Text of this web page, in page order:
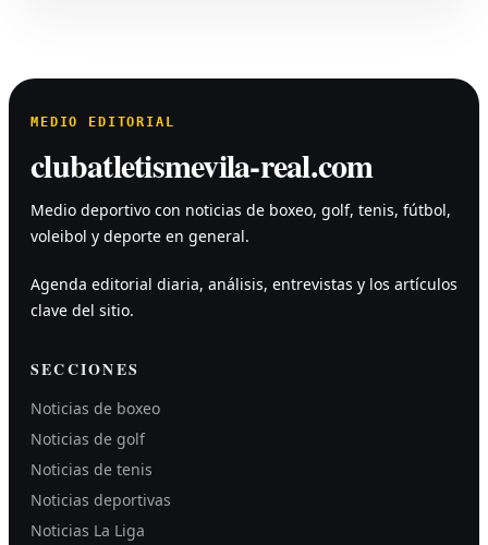
MEDIO EDITORIAL
clubatletismevila-real.com
Medio deportivo con noticias de boxeo, golf, tenis, fútbol,
voleibol y deporte en general.
Agenda editorial diaria, análisis, entrevistas y los artículos
clave del sitio.
SECCIONES
Noticias de boxeo
Noticias de golf
Noticias de tenis
Noticias deportivas
Noticias La Liga